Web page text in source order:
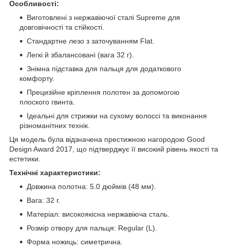
Особливості:
Виготовлені з нержавіючої сталі Supreme для
довговічності та стійкості.
Стандартне лезо з заточуванням Flat.
Легкі й збалансовані (вага 32 г).
Знімна підставка для пальця для додаткового
комфорту.
Прецизійне кріплення полотен за допомогою
плоского гвинта.
Ідеальні для стрижки на сухому волоссі та виконання
різноманітних технік.
Ця модель була відзначена престижною нагородою Good
Design Award 2017, що підтверджує її високий рівень якості та
естетики.
Технічні характеристики:
Довжина полотна: 5.0 дюймів (48 мм).
Вага: 32 г.
Матеріал: високоякісна нержавіюча сталь.
Розмір отвору для пальця: Regular (L).
Форма ножиць: симетрична.